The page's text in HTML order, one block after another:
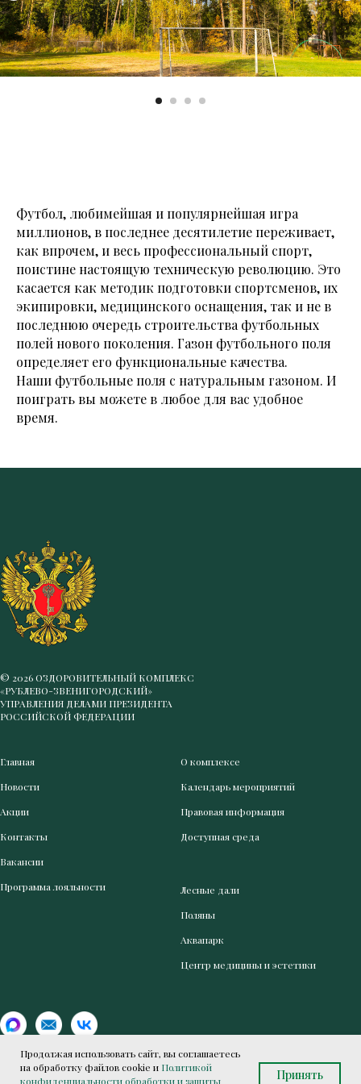
Продолжая использовать сайт, вы соглашаетесь
на обработку файлов cookie и Политикой
конфиденциальности обработки и защиты
Принять
Футбол, любимейшая и популярнейшая игра
миллионов, в последнее десятилетие переживает,
как впрочем, и весь профессиональный спорт,
поистине настоящую техническую революцию. Это
касается как методик подготовки спортсменов, их
экипировки, медицинского оснащения, так и не в
последнюю очередь строительства футбольных
полей нового поколения. Газон футбольного поля
определяет его функциональные качества.
Наши футбольные поля с натуральным газоном. И
поиграть вы можете в любое для вас удобное
время.
© 2026 ОЗДОРОВИТЕЛЬНЫЙ КОМПЛЕКС
«РУБЛЕВО-ЗВЕНИГОРОДСКИЙ»
УПРАВЛЕНИЯ ДЕЛАМИ ПРЕЗИДЕНТА
РОССИЙСКОЙ ФЕДЕРАЦИИ
Главная
Новости
Акции
Контакты
Вакансии
Программа лояльности
О комплексе
Календарь мероприятий
Правовая информация
Доступная среда
Лесные дали
Поляны
Аквапарк
Центр медицины и эстетики